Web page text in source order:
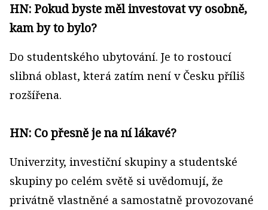
HN: Pokud byste měl investovat vy osobně,
kam by to bylo?
Do studentského ubytování. Je to rostoucí
slibná oblast, která zatím není v Česku příliš
rozšířena.
HN: Co přesně je na ní lákavé?
Univerzity, investiční skupiny a studentské
skupiny po celém světě si uvědomují, že
privátně vlastněné a samostatně provozované